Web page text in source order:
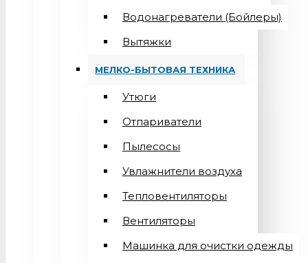
Водонагреватели (Бойлеры)
Вытяжки
МЕЛКО-БЫТОВАЯ ТЕХНИКА
Утюги
Отпариватели
Пылесосы
Увлажнители воздуха
Тепловентиляторы
Вентиляторы
Машинка для очистки одежды